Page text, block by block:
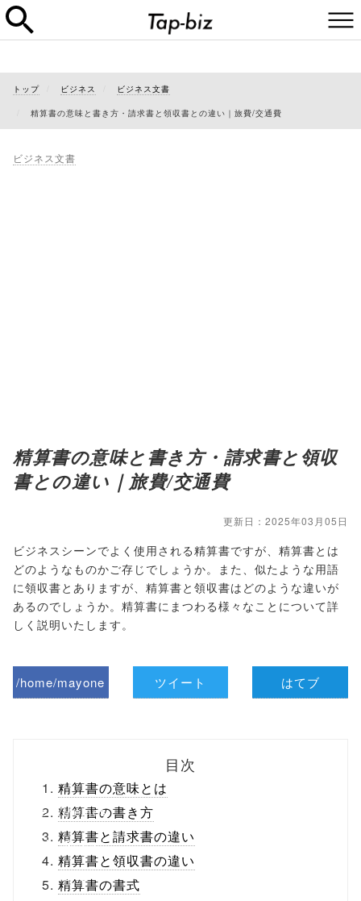
トップ ビジネス ビジネス文書
精算書の意味と書き方・請求書と領収書との違い｜旅費/交通費
ビジネス文書
精算書の意味と書き方・請求書と領収
書との違い｜旅費/交通費
更新日：2025年03月05日
ビジネスシーンでよく使用される精算書ですが、精算書とは
どのようなものかご存じでしょうか。また、似たような用語
に領収書とありますが、精算書と領収書はどのような違いが
あるのでしょうか。精算書にまつわる様々なことについて詳
しく説明いたします。
/home/mayone
ml/wp-
content/themes
/tapbiz_theme/
parts/sns-
ツイート はてブ
目次
精算書の意味とは
精算書の書き方
精算書と請求書の違い
精算書と領収書の違い
精算書の書式